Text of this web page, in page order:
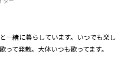
一緒に暮らしています。いつでも楽し
て発散。大体いつも歌ってます。